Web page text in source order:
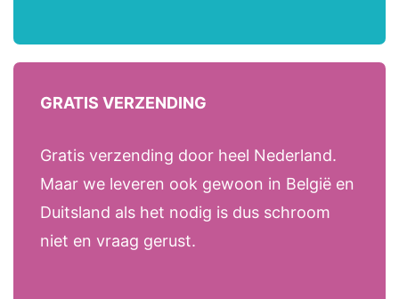
GRATIS VERZENDING
Gratis verzending door heel Nederland.
Maar we leveren ook gewoon in België en
Duitsland als het nodig is dus schroom
niet en vraag gerust.